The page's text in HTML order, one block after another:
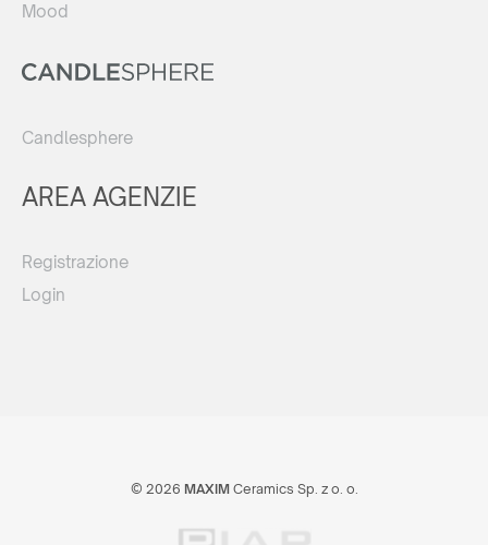
Mood
Candlesphere
AREA AGENZIE
Registrazione
Login
© 2026 MAXIMCeramics Sp. z o. o.